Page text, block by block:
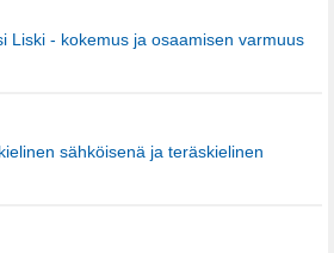
Liski - kokemus ja osaamisen varmuus
sähköisenä ja teräskielinen